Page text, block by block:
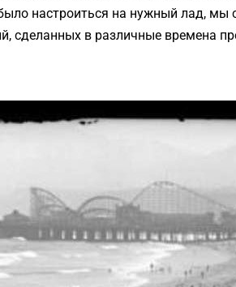
настроиться на нужный лад, мы
сделанных в различные времена